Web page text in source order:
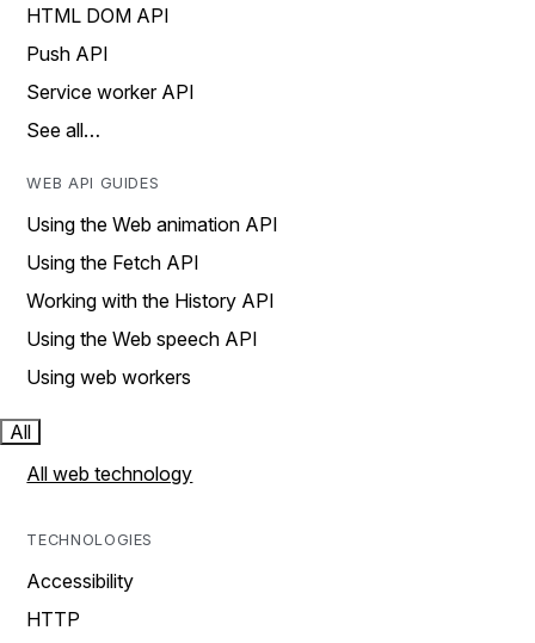
HTML DOM API
Push API
Service worker API
See all…
WEB API GUIDES
Using the Web animation API
Using the Fetch API
Working with the History API
Using the Web speech API
Using web workers
All
All web technology
TECHNOLOGIES
Accessibility
HTTP